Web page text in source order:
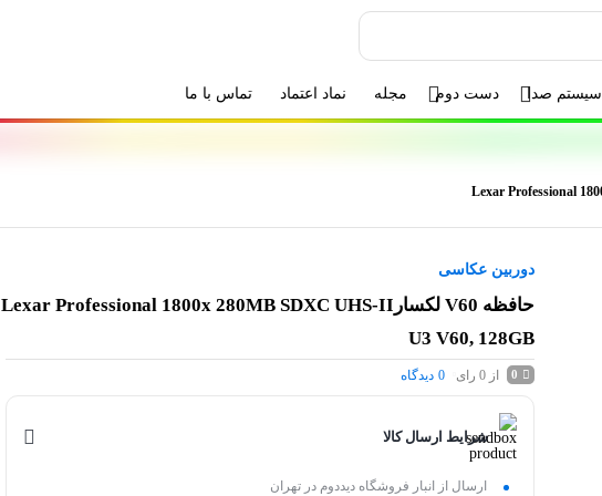
سیستم صدا دست دوم مجله نماد اعتماد تماس با ما
دوربین عکاسی
حافظه V60 لکسارLexar Professional 1800x 280MB SDXC UHS-II
U3 V60, 128GB
0 از 0 رای 0 دیدگاه
شرایط ارسال کالا
ارسال از انبار فروشگاه دیددوم در تهران